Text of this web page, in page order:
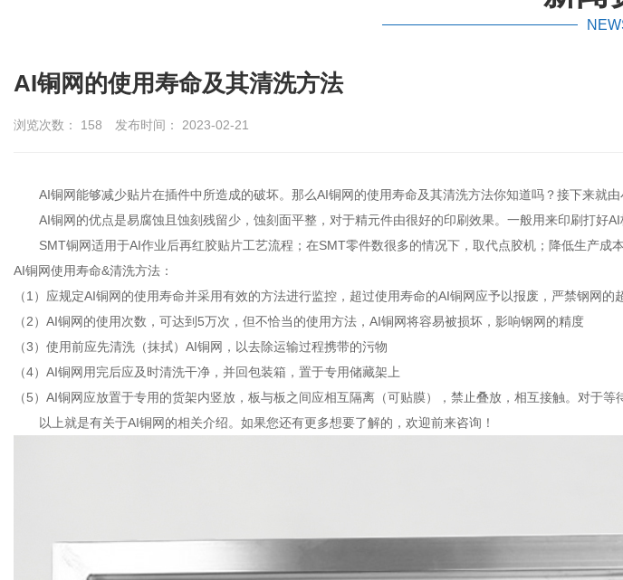
AI铜网的使用寿命及其清洗方法
浏览次数： 158 发布时间： 2023-02-21
AI铜网能够减少贴片在插件中所造成的破坏。那么AI铜网的使用寿命及其清洗方法你知道吗？接下来就由
AI铜网的优点是易腐蚀且蚀刻残留少，蚀刻面平整，对于精元件由很好的印刷效果。一般用来印刷打好AI
SMT铜网适用于AI作业后再红胶贴片工艺流程；在SMT零件数很多的情况下，取代点胶机；降低生产成
AI铜网使用寿命&清洗方法：
（1）应规定AI铜网的使用寿命并采用有效的方法进行监控，超过使用寿命的AI铜网应予以报废，严禁钢网的
（2）AI铜网的使用次数，可达到5万次，但不恰当的使用方法，AI铜网将容易被损坏，影响钢网的精度
（3）使用前应先清洗（抹拭）AI铜网，以去除运输过程携带的污物
（4）AI铜网用完后应及时清洗干净，并回包装箱，置于专用储藏架上
（5）AI铜网应放置于专用的货架内竖放，板与板之间应相互隔离（可贴膜），禁止叠放，相互接触。对于等
以上就是有关于AI铜网的相关介绍。如果您还有更多想要了解的，欢迎前来咨询！